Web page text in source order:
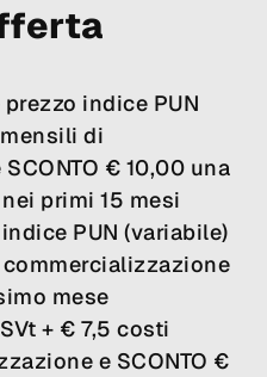
indice PUN
di
€ 10,00 una
primi 15 mesi
PUN (variabile)
mese
+ € 7,5 costi
e SCONTO €